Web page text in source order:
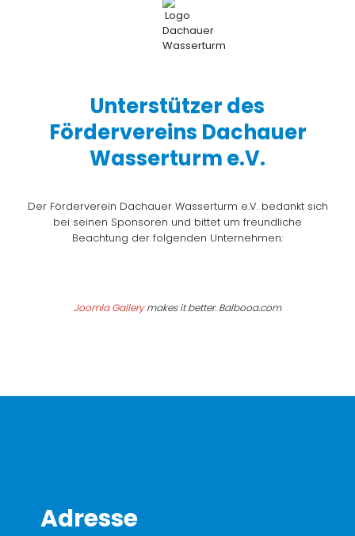
Unterstützer des
Fördervereins Dachauer
Wasserturm e.V.
Der Förderverein Dachauer Wasserturm e.V. bedankt sich
bei seinen Sponsoren und bittet um freundliche
Beachtung der folgenden Unternehmen:
Joomla Gallerymakes it better. Balbooa.com
Adresse